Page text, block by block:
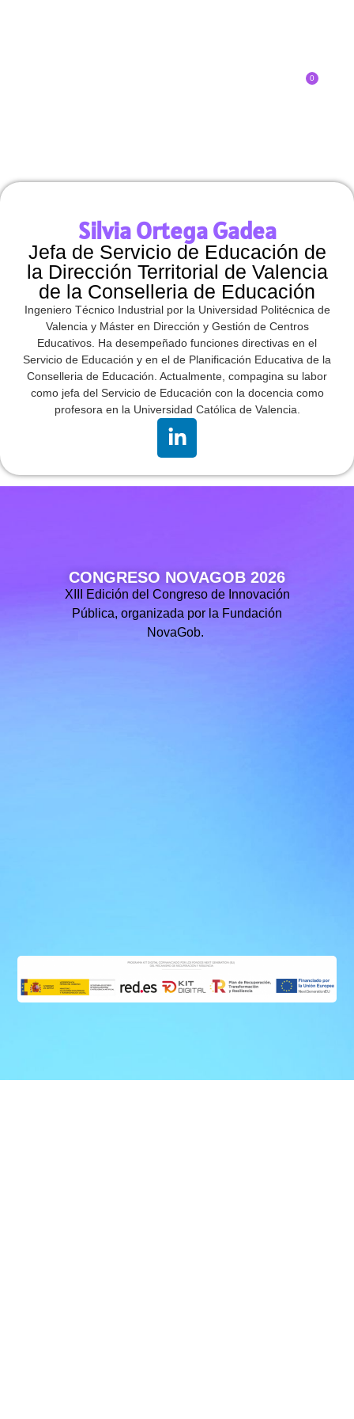
0
Silvia Ortega Gadea
Jefa de Servicio de Educación de
la Dirección Territorial de Valencia
de la Conselleria de Educación
Ingeniero Técnico Industrial por la Universidad Politécnica de
Valencia y Máster en Dirección y Gestión de Centros
Educativos. Ha desempeñado funciones directivas en el
Servicio de Educación y en el de Planificación Educativa de la
Conselleria de Educación. Actualmente, compagina su labor
como jefa del Servicio de Educación con la docencia como
profesora en la Universidad Católica de Valencia.
CONGRESO NOVAGOB 2026
XIII Edición del Congreso de Innovación
Pública, organizada por la Fundación
NovaGob.